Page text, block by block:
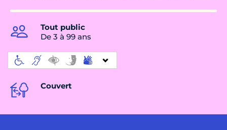
Tout public
De 3 à 99 ans
Couvert